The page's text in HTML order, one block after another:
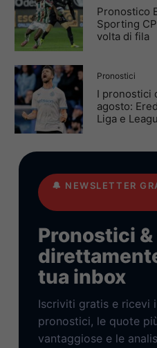
Pronostico
Sporting
volta di fila
Pronostici
I pronostici
agosto:
Liga e
🔔 NEWSLETTER
Pronostici
tua inbox
Iscriviti gratis e ricevi
pronostici, le quote
vantaggiose e le